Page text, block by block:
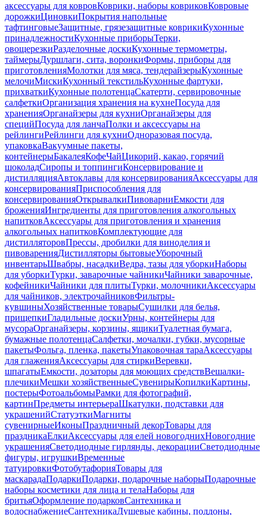
аксессуары для ковровКоврики, наборы ковриковКовровые
дорожкиЦиновкиПокрытия напольные
тафтинговыеЗащитные, грязезащитные коврикиКухонные
принадлежностиКухонные приборыТерки,
овощерезкиРазделочные доскиКухонные термометры,
таймерыДуршлаги, сита, воронкиФормы, приборы для
приготовленияМолотки для мяса, тендерайзерыКухонные
мелочиМискиКухонный текстильКухонные фартуки,
прихваткиКухонные полотенцаСкатерти, сервировочные
салфеткиОрганизация хранения на кухнеПосуда для
храненияОрганайзеры для кухниОрганайзеры для
специйПосуда для ланчаПолки и аксессуары на
рейлингиРейлинги для кухниОдноразовая посуда,
упаковкаВакуумные пакеты,
контейнерыБакалеяКофеЧайЦикорий, какао, горячий
шоколадСиропы и топпингиКонсервирование и
дистилляцияАвтоклавы для консервированияАксессуары для
консервированияПриспособления для
консервированияОткрывалкиПивоварниЕмкости для
броженияИнгредиенты для приготовления алкогольных
напитковАксессуары для приготовления и хранения
алкогольных напитковКомплектующие для
дистилляторовПрессы, дробилки для виноделия и
пивоваренияДистилляторы бытовыеУборочный
инвентарьШвабры, насадкиВедра, тазы для уборкиНаборы
для уборкиТурки, заварочные чайникиЧайники заварочные,
кофейникиЧайники для плитыТурки, молочникиАксессуары
для чайников, электрочайниковФильтры-
кувшиныХозяйственные товарыСушилки для белья,
прищепкиГладильные доскиУрны, контейнеры для
мусораОрганайзеры, корзины, ящикиТуалетная бумага,
бумажные полотенцаСалфетки, мочалки, губки, мусорные
пакетыФольга, пленка, пакетыУпаковочная тараАксессуары
для глаженияАксессуары для стиркиВеревки,
шпагатыЕмкости, дозаторы для моющих средствВешалки-
плечикиМешки хозяйственныеСувенирыКопилкиКартины,
постерыФотоальбомыРамки для фотографий,
картинПредметы интерьераШкатулки, подставки для
украшенийСтатуэткиМагниты
сувенирныеИконыПраздничный декорТовары для
праздникаЕлкиАксессуары для елей новогоднихНовогодние
украшенияСветодиодные гирлянды, декорацииСветодиодные
фигуры, игрушкиВременные
татуировкиФотобутафорияТовары для
маскарадаПодаркиПодарки, подарочные наборыПодарочные
наборы косметики для лица и телаНаборы для
бритьяОформление подарковСантехника и
водоснабжениеСантехникаДушевые кабины, поддоны,